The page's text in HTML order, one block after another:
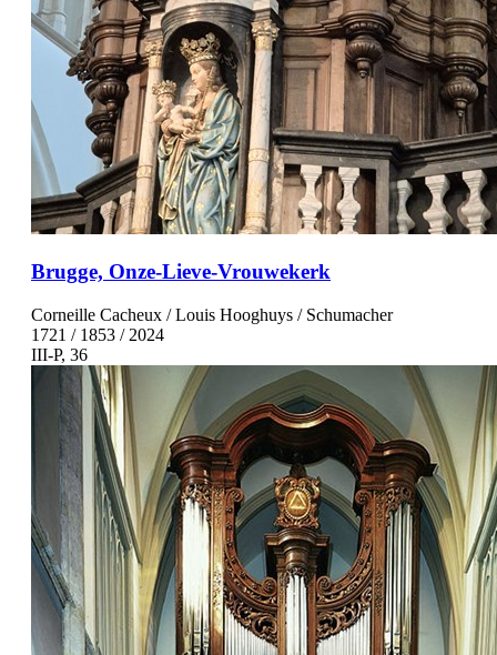
Brugge, Onze-Lieve-Vrouwekerk
Corneille Cacheux / Louis Hooghuys / Schumacher
1721 / 1853 / 2024
III-P, 36